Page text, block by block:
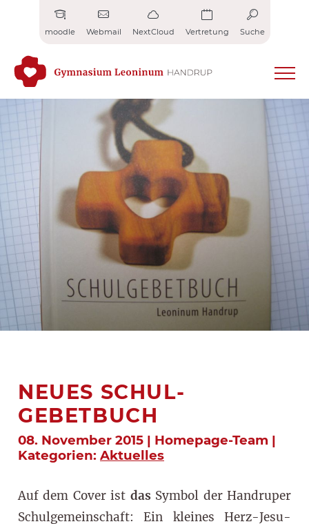
moodle Webmail NextCloud Vertretung Suche
NEUES SCHUL-
GEBETBUCH
08. November 2015 | Homepage-Team |
Kategorien: Aktuelles
Auf dem Cover ist das Symbol der Handruper
Schulgemeinschaft: Ein kleines Herz-Jesu-